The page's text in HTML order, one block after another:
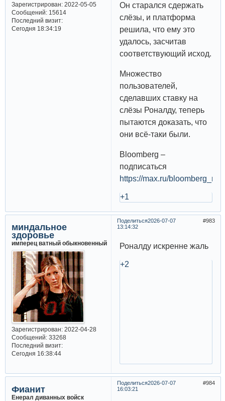
Зарегистрирован: 2022-05-05
Сообщений:15614
Последний визит:
Сегодня 18:34:19
Он старался сдержать
слёзы, и платформа
решила, что ему это
удалось, засчитав
соответствующий исход.
Множество
пользователей,
сделавших ставку на
слёзы Роналду, теперь
пытаются доказать, что
они всё-таки были.
Bloomberg –
подписаться
https://max.ru/bloomberg_ru/
+1
Поделиться 983
2026-07-07
13:14:32
миндальное
здоровье
имперец ватный обыкновенный
Зарегистрирован: 2022-04-28
Сообщений:33268
Последний визит:
Сегодня 16:38:44
Роналду искренне жаль
+2
Поделиться 984
2026-07-07
16:03:21
Фианит
Енерал диванных войск